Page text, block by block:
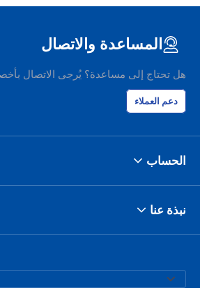
المساعدة والاتصال
هل تحتاج إلى مساعدة؟ يُرجى الاتصال
دعم العملاء
الحساب
نبذة عنا